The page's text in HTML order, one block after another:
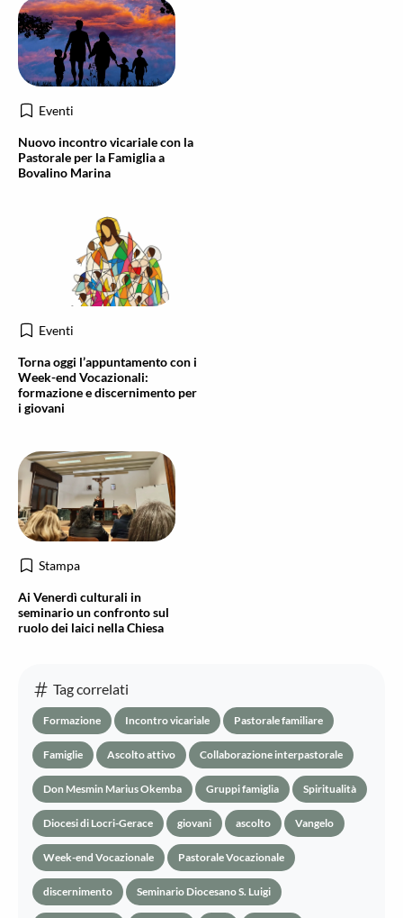
Eventi
Nuovo incontro vicariale con la
Pastorale per la Famiglia a
Bovalino Marina
Eventi
Torna oggi l’appuntamento con i
Week-end Vocazionali:
formazione e discernimento per
i giovani
Stampa
Ai Venerdì culturali in
seminario un confronto sul
ruolo dei laici nella Chiesa
Tag correlati
Formazione Incontro vicariale Pastorale familiare
Famiglie Ascolto attivo Collaborazione interpastorale
Don Mesmin Marius Okemba Gruppi famiglia Spiritualità
Diocesi di Locri-Gerace giovani ascolto Vangelo
Week-end Vocazionale Pastorale Vocazionale
discernimento Seminario Diocesano S. Luigi